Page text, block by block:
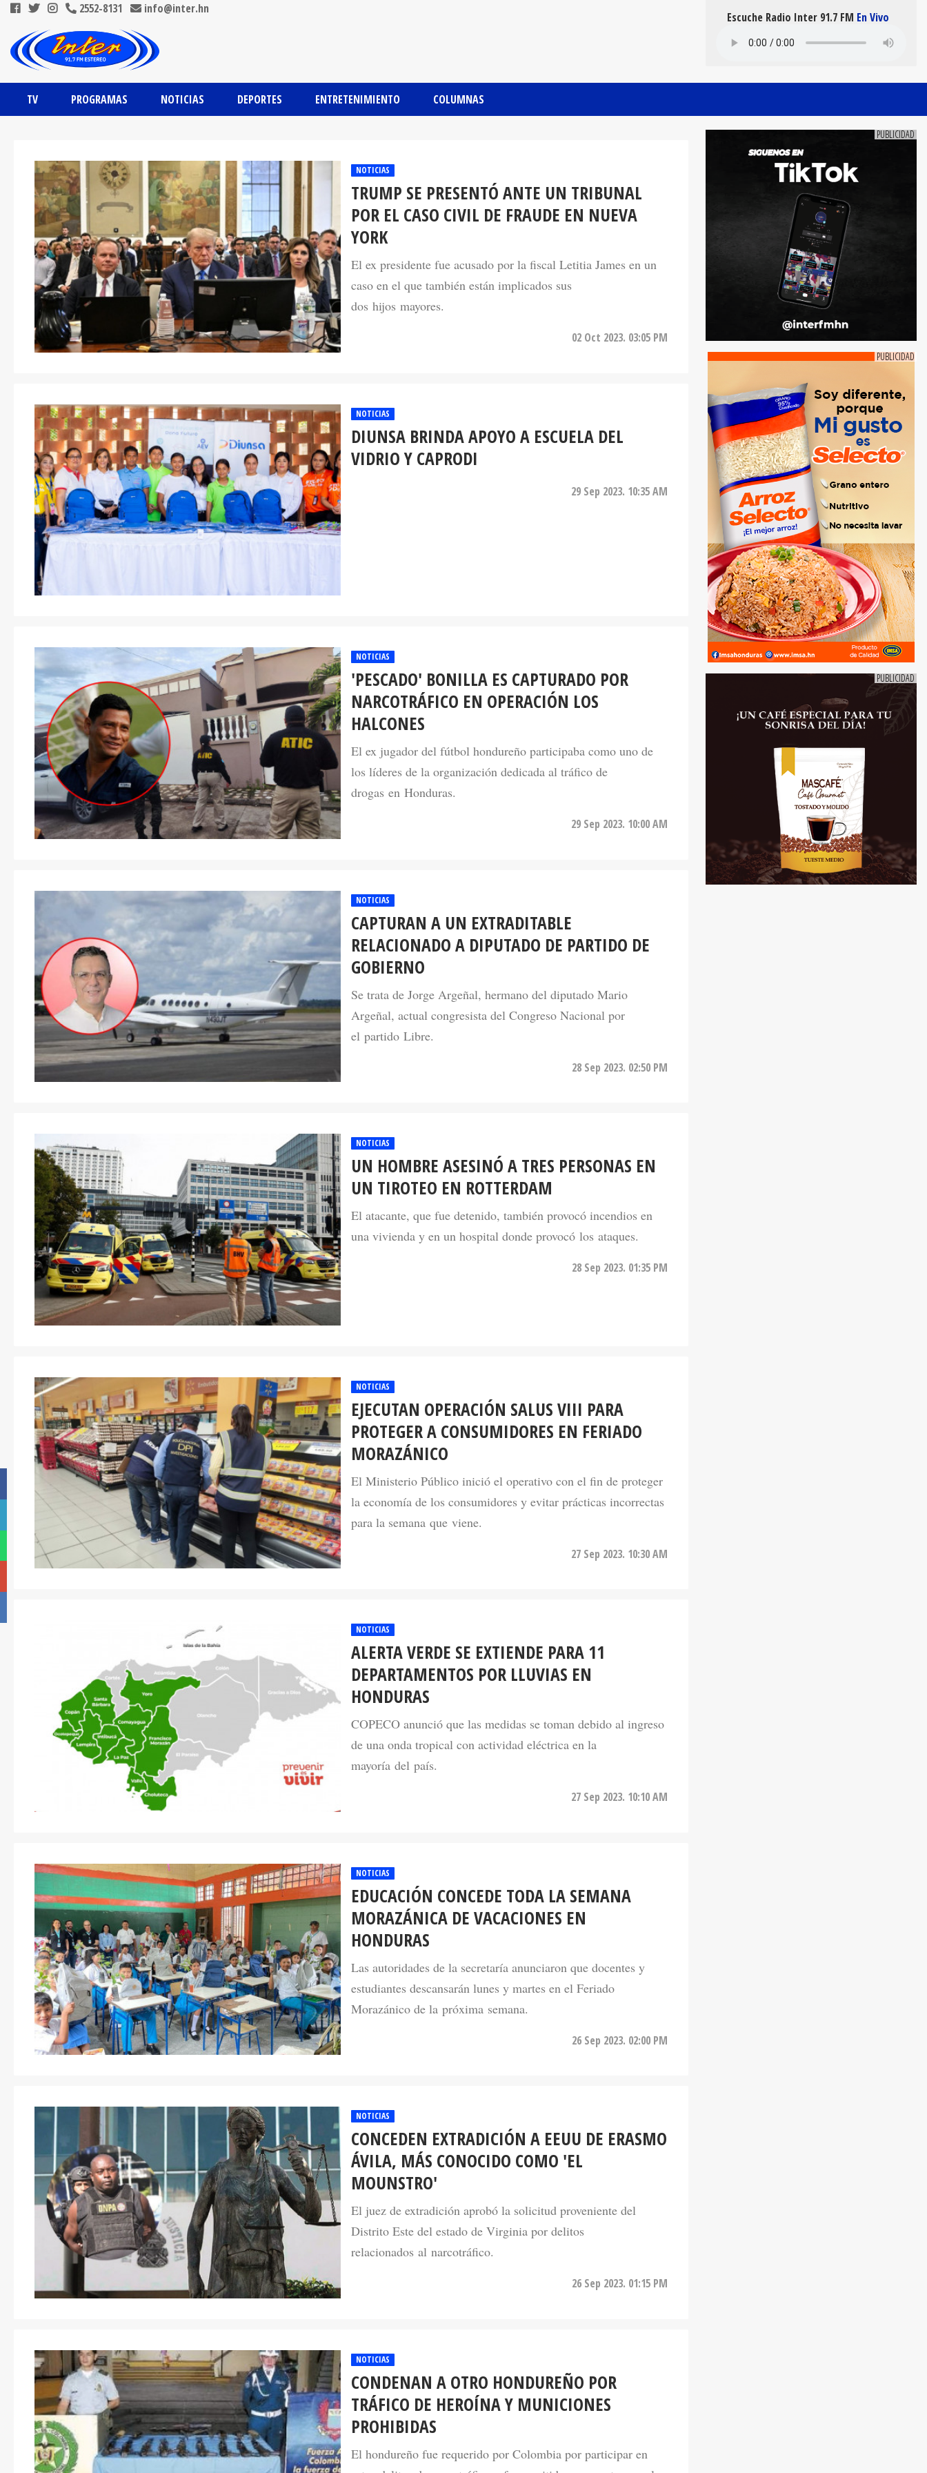
2552-8131 info@inter.hn
TV PROGRAMAS NOTICIAS DEPORTES ENTRETENIMIENTO COLUMNAS
Escuche Radio Inter 91.7 FM En Vivo
NOTICIAS
TRUMP SE PRESENTÓ ANTE UN TRIBUNAL
POR EL CASO CIVIL DE FRAUDE EN NUEVA
YORK
El ex presidente fue acusado por la fiscal Letitia James en un
caso en el que también están implicados sus
dos hijos mayores.
02 Oct 2023. 03:05 PM
NOTICIAS
DIUNSA BRINDA APOYO A ESCUELA DEL
VIDRIO Y CAPRODI
29 Sep 2023. 10:35 AM
NOTICIAS
'PESCADO' BONILLA ES CAPTURADO POR
NARCOTRÁFICO EN OPERACIÓN LOS
HALCONES
El ex jugador del fútbol hondureño participaba como uno de
los líderes de la organización dedicada al tráfico de
drogas en Honduras.
29 Sep 2023. 10:00 AM
NOTICIAS
CAPTURAN A UN EXTRADITABLE
RELACIONADO A DIPUTADO DE PARTIDO DE
GOBIERNO
Se trata de Jorge Argeñal, hermano del diputado Mario
Argeñal, actual congresista del Congreso Nacional por
el partido Libre.
28 Sep 2023. 02:50 PM
NOTICIAS
UN HOMBRE ASESINÓ A TRES PERSONAS EN
UN TIROTEO EN ROTTERDAM
El atacante, que fue detenido, también provocó incendios en
una vivienda y en un hospital donde provocó los ataques.
28 Sep 2023. 01:35 PM
NOTICIAS
EJECUTAN OPERACIÓN SALUS VIII PARA
PROTEGER A CONSUMIDORES EN FERIADO
MORAZÁNICO
El Ministerio Público inició el operativo con el fin de proteger
la economía de los consumidores y evitar prácticas incorrectas
para la semana que viene.
27 Sep 2023. 10:30 AM
NOTICIAS
ALERTA VERDE SE EXTIENDE PARA 11
DEPARTAMENTOS POR LLUVIAS EN
HONDURAS
COPECO anunció que las medidas se toman debido al ingreso
de una onda tropical con actividad eléctrica en la
mayoría del país.
27 Sep 2023. 10:10 AM
NOTICIAS
EDUCACIÓN CONCEDE TODA LA SEMANA
MORAZÁNICA DE VACACIONES EN
HONDURAS
Las autoridades de la secretaría anunciaron que docentes y
estudiantes descansarán lunes y martes en el Feriado
Morazánico de la próxima semana.
26 Sep 2023. 02:00 PM
NOTICIAS
CONCEDEN EXTRADICIÓN A EEUU DE ERASMO
ÁVILA, MÁS CONOCIDO COMO 'EL
MOUNSTRO'
El juez de extradición aprobó la solicitud proveniente del
Distrito Este del estado de Virginia por delitos
relacionados al narcotráfico.
26 Sep 2023. 01:15 PM
NOTICIAS
CONDENAN A OTRO HONDUREÑO POR
TRÁFICO DE HEROÍNA Y MUNICIONES
PROHIBIDAS
El hondureño fue requerido por Colombia por participar en